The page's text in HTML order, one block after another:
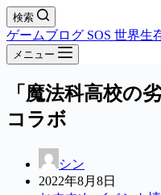
検索
ゲームブログ SOS 世界生
メニュー
「魔法科高校の
コラボ
シン
2022年8月8日